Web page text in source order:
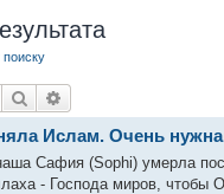
Поиск
Ислам. Очень
Сафия (Sophi) умерла
- Господа миров, чтобы